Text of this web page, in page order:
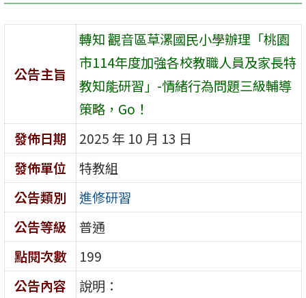
公告主旨
轉知 觀音區草漯國民小學辦理「桃園
市114年度加強各校教職人員及家長特
教知能研習」-情緒行為問題三級輔導
策略，Go！
發佈日期
2025 年 10 月 13 日
發佈單位
特教組
公告類別
進修研習
公告等級
普通
點閱次數
199
公告內容
說明：